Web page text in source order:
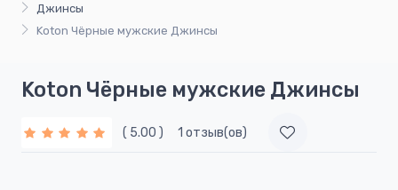
Джинсы
Koton Чёрные мужские Джинсы
Koton Чёрные мужские Джинсы
( 5.00 ) 1 отзыв(ов)